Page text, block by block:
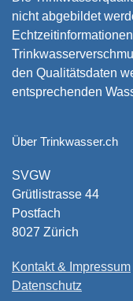
nicht abgebildet
den Qualitätsdaten
entsprechenden
Über Trinkwasser.ch
SVGW
Grütlistrasse 44
Postfach
8027 Zürich
Kontakt & Impressum
Datenschutz